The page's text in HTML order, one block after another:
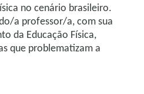
no cenário brasileiro.
a professor/a, com sua
da Educação Física,
que problematizam a